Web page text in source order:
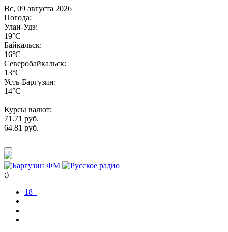
Вс, 09 августа 2026
Погода:
Улан-Удэ:
19°C
Байкальск:
16°C
Северобайкальск:
13°C
Усть-Баргузин:
14°C
|
Курсы валют:
71.71 руб.
64.81 руб.
|
;)
18+